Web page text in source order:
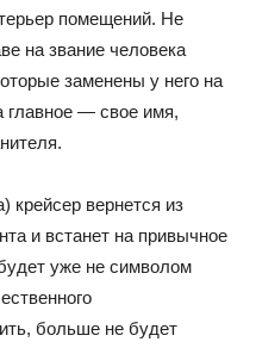
помещений. Не
на звание человека
заменены у него на
главное — свое имя,
крейсер вернется из
и встанет на привычное
уже не символом
больше не будет